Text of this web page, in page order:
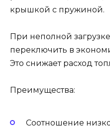
крышкой с пружиной.
При неполной
переключить в
Это снижает расход
Преимущества:
Соотношение